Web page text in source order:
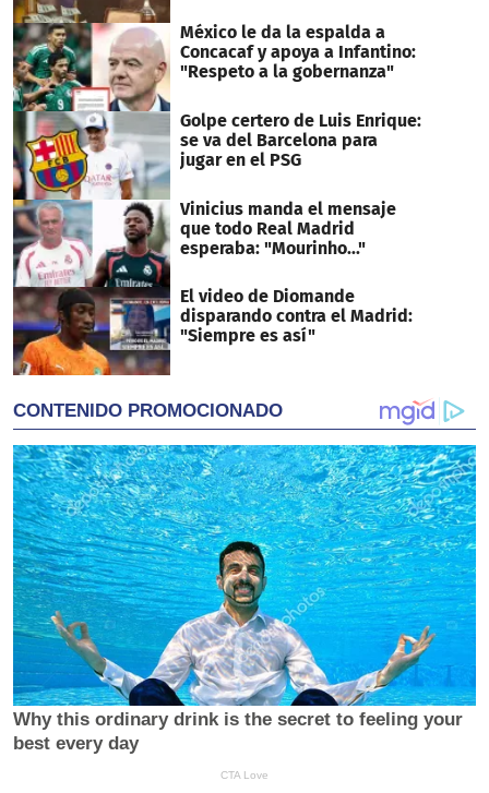
México le da la espalda a
Concacaf y apoya a Infantino:
"Respeto a la gobernanza"
Golpe certero de Luis Enrique:
se va del Barcelona para
jugar en el PSG
Vinicius manda el mensaje
que todo Real Madrid
esperaba: "Mourinho..."
El video de Diomande
disparando contra el Madrid:
"Siempre es así"